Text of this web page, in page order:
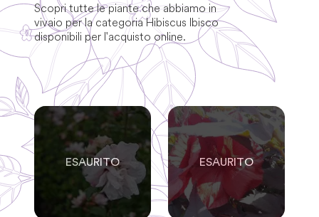
Scopri tutte le piante che abbiamo in
vivaio per la categoria Hibiscus Ibisco
disponibili per l'acquisto online.
0
SOLO 0 RIMASTE
0
SOLO
RIMASTE